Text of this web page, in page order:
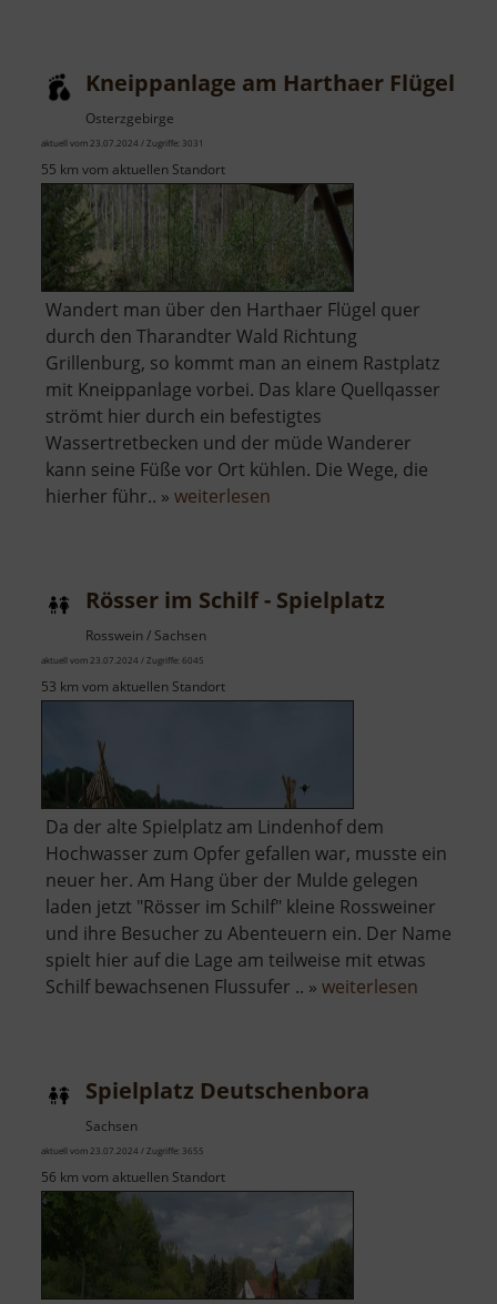
Kneippanlage am Harthaer Flügel
Osterzgebirge
aktuell vom 23.07.2024 / Zugriffe: 3031
55 km vom aktuellen Standort
Wandert man über den Harthaer Flügel quer
durch den Tharandter Wald Richtung
Grillenburg, so kommt man an einem Rastplatz
mit Kneippanlage vorbei. Das klare Quellqasser
strömt hier durch ein befestigtes
Wassertretbecken und der müde Wanderer
kann seine Füße vor Ort kühlen. Die Wege, die
hierher führ.. » weiterlesen
Flügel
Rösser im Schilf - Spielplatz
Rosswein / Sachsen
aktuell vom 23.07.2024 / Zugriffe: 6045
53 km vom aktuellen Standort
Da der alte Spielplatz am Lindenhof dem
Hochwasser zum Opfer gefallen war, musste ein
neuer her. Am Hang über der Mulde gelegen
laden jetzt "Rösser im Schilf" kleine Rossweiner
und ihre Besucher zu Abenteuern ein. Der Name
spielt hier auf die Lage am teilweise mit etwas
Schilf bewachsenen Flussufer .. » weiterlesen
Spielplatz Deutschenbora
Sachsen
aktuell vom 23.07.2024 / Zugriffe: 3655
56 km vom aktuellen Standort